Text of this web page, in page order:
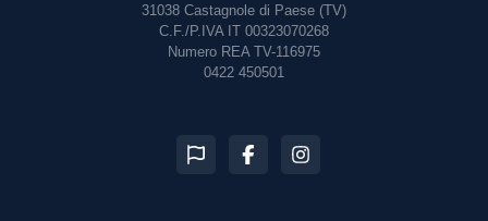
31038 Castagnole di Paese (TV)
C.F./P.IVA IT 00323070268
Numero REA TV-116975
0422 450501